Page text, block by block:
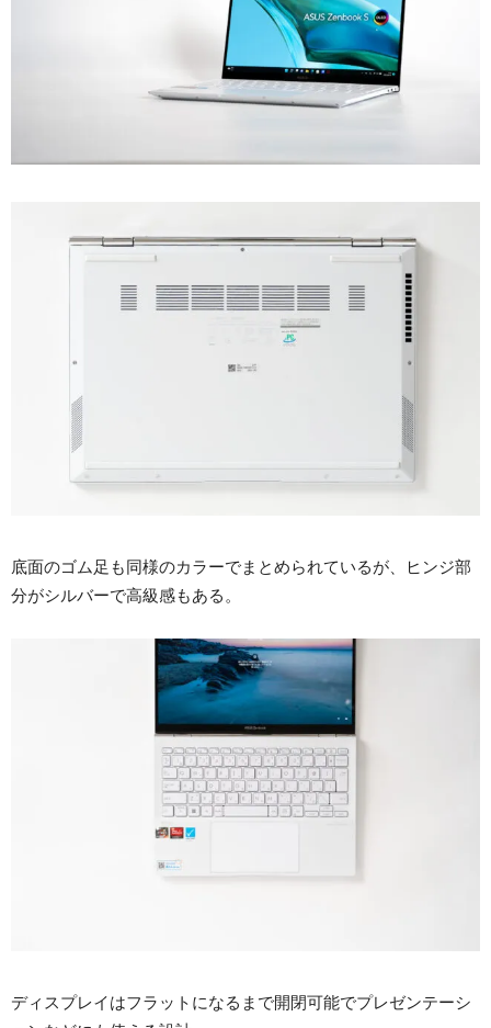
底面のゴム足も同様のカラーでまとめられているが、ヒンジ部
分がシルバーで高級感もある。
ディスプレイはフラットになるまで開閉可能でプレゼンテーシ